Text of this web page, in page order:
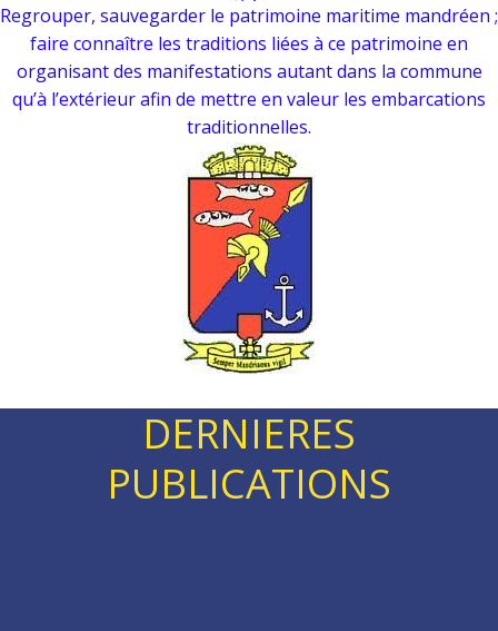
Regrouper, sauvegarder le patrimoine maritime mandréen ;
faire connaître les traditions liées à ce patrimoine en
organisant des manifestations autant dans la commune
qu’à l’extérieur afin de mettre en valeur les embarcations
traditionnelles.
DERNIERES
PUBLICATIONS